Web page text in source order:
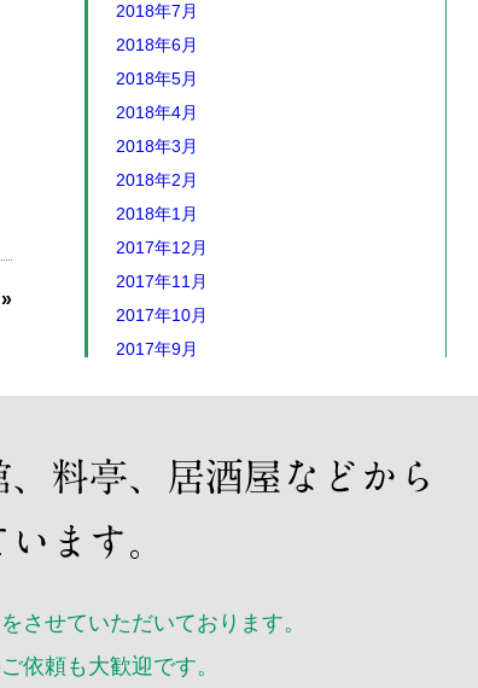
»
2018年7月
2018年6月
2018年5月
2018年4月
2018年3月
2018年2月
2018年1月
2017年12月
2017年11月
2017年10月
2017年9月
2017年5月
2017年3月
2017年1月
2016年12月
させていただいております。
依頼も大歓迎です。